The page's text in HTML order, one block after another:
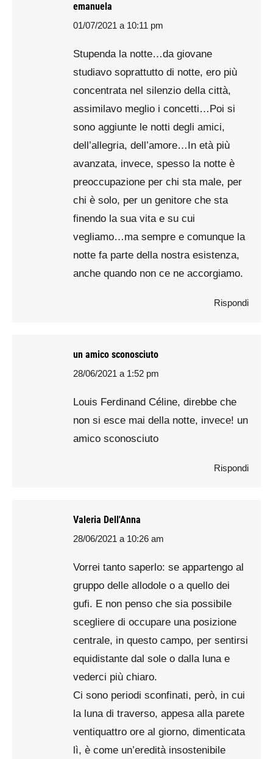
emanuela
says:
01/07/2021 a 10:11 pm
Stupenda la notte…da giovane
studiavo soprattutto di notte, ero più
concentrata nel silenzio della città,
assimilavo meglio i concetti…Poi si
sono aggiunte le notti degli amici,
dell’allegria, dell’amore…In età più
avanzata, invece, spesso la notte è
preoccupazione per chi sta male, per
chi è solo, per un genitore che sta
finendo la sua vita e su cui
vegliamo…ma sempre e comunque la
notte fa parte della nostra esistenza,
anche quando non ce ne accorgiamo.
Rispondi
un amico sconosciuto
says:
28/06/2021 a 1:52 pm
Louis Ferdinand Céline, direbbe che
non si esce mai della notte, invece! un
amico sconosciuto
Rispondi
Valeria Dell'Anna
says:
28/06/2021 a 10:26 am
Vorrei tanto saperlo: se appartengo al
gruppo delle allodole o a quello dei
gufi. E non penso che sia possibile
scegliere di occupare una posizione
centrale, in questo campo, per sentirsi
equidistante dal sole o dalla luna e
vederci più chiaro.
Ci sono periodi sconfinati, però, in cui
la luna di traverso, appesa alla parete
ventiquattro ore al giorno, dimenticata
lì, è come un’eredità insostenibile